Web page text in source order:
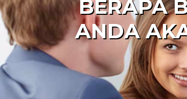
BERAPA
ANDA